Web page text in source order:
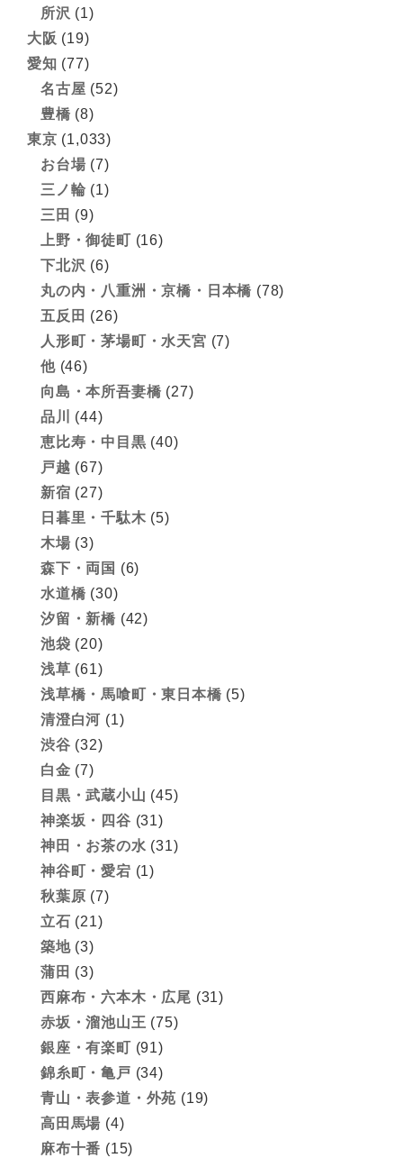
所沢 (1)
大阪 (19)
愛知 (77)
名古屋 (52)
豊橋 (8)
東京 (1,033)
お台場 (7)
三ノ輪 (1)
三田 (9)
上野・御徒町 (16)
下北沢 (6)
丸の内・八重洲・京橋・日本橋 (78)
五反田 (26)
人形町・茅場町・水天宮 (7)
他(46)
向島・本所吾妻橋 (27)
品川
(44)
恵比寿・中目黒 (40)
戸越 (67)
新宿 (27)
日暮里・千駄木 (5)
木場 (3)
森下・両国 (6)
水道橋 (30)
汐留・新橋 (42)
池袋 (20)
浅草 (61)
浅草橋・馬喰町・東日本橋 (5)
清澄白河 (1)
渋谷 (32)
白金 (7)
目黒・武蔵小山 (45)
神楽坂・四谷 (31)
神田・お茶の水 (31)
神谷町・愛宕 (1)
秋葉原 (7)
立石 (21)
築地(3)
蒲田 (3)
西麻布・六本木・広尾 (31)
赤坂・溜池山王 (75)
銀座・有楽町 (91)
錦糸町・亀戸 (34)
青山・表参道・外苑 (19)
高田馬場 (4)
麻布十番 (15)